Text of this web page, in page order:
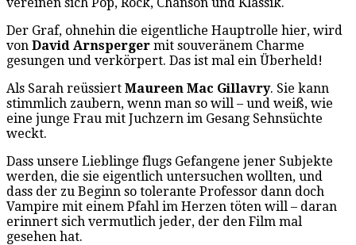
Der Graf, ohnehin die eigentliche Hauptrolle hier, wird
von David Arnsperger mit souveränem Charme
gesungen und verkörpert. Das ist mal ein Überheld!
Als Sarah reüssiert Maureen Mac Gillavry. Sie kann
stimmlich zaubern, wenn man so will – und weiß, wie
eine junge Frau mit Juchzern im Gesang Sehnsüchte
weckt.
Dass unsere Lieblinge flugs Gefangene jener Subjekte
werden, die sie eigentlich untersuchen wollten, und
dass der zu Beginn so tolerante Professor dann doch
Vampire mit einem Pfahl im Herzen töten will – daran
erinnert sich vermutlich jeder, der den Film mal
gesehen hat.